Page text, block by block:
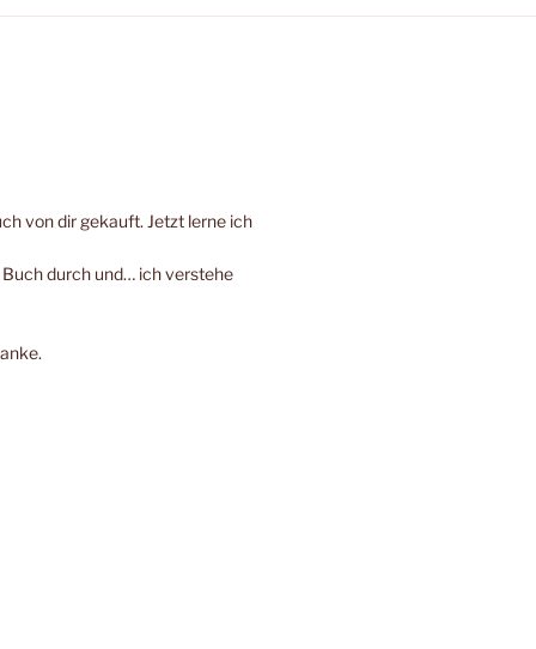
von dir gekauft. Jetzt lerne ich
durch und… ich verstehe